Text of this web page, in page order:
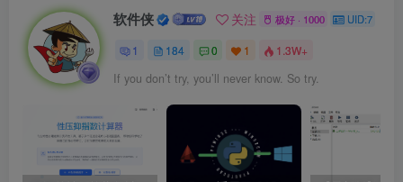
软件侠 关注 极好 · 1000 UID:7
1 184 0 1 1.3W+
If you don’t try, you’ll never know. So try.